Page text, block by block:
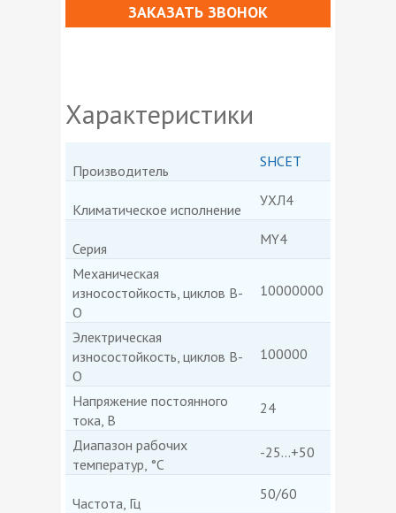
ЗАКАЗАТЬ ЗВОНОК
Характеристики
Производитель
SHCET
Климатическое исполнение
УХЛ4
Серия
MY4
Механическая
износостойкость, циклов В-
О
10000000
Электрическая
износостойкость, циклов В-
О
100000
Напряжение постоянного
тока, В
24
Диапазон рабочих
температур, °C
-25...+50
Частота, Гц
50/60